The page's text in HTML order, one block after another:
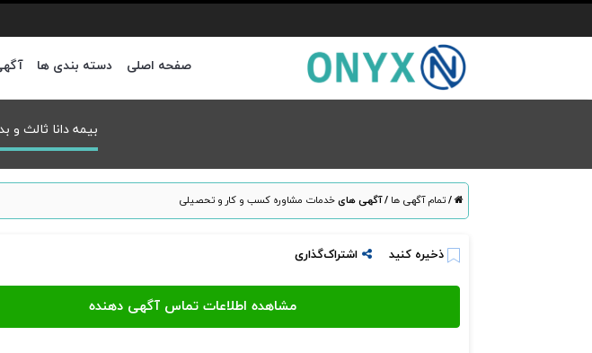
صفحه اصلی دسته بندی ها
بیمه دانا ثالث و
/تمام آگهی ها /آگهی هایخدمات مشاوره کسب و کار و تحصیلی
ذخیره کنید اشتراک‌گذاری